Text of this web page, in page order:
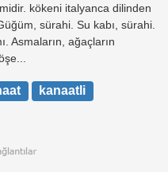
kökeni italyanca dilinden
sürahi. Su kabı, sürahi.
Asmaların, ağaçların
kanaatli